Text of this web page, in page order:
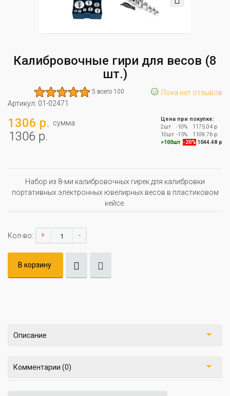
Калибровочные гири для весов (8
шт.)
5 всего 100 ☺ Пока нет отзывов
Артикул: 01-02471
1306 р. сумма
1306 р.
Цена при покупке:
2шт
-10%
1175.04 р
10шт -15%
1109.76 р
>100шт -20% 1044.48 р
Набор из 8-ми калибровочных гирек для калибровки
портативных электронных ювелирных весов в пластиковом
кейсе.
Кол-во: + -
В корзину
Описание
Комментарии (0)